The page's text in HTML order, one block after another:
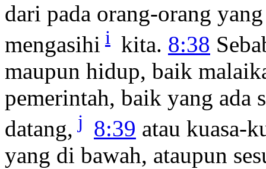
dari pada orang-orang
mengasihi i kita. 8:38
maupun hidup, baik
pemerintah, baik yang ada
datang, j 8:39 atau kuasa-
yang di bawah, ataupun